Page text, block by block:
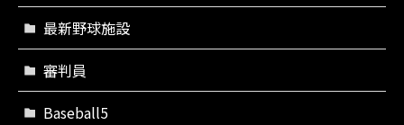
最新野球施設
審判員
Baseball5